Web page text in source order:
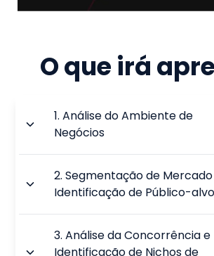
O que irá
1.Análise do Ambiente de
Negócios
2.Segmentação de
Identificação de Público-alvo
3.Análise da Concorrência e
Identificação de Nichos de